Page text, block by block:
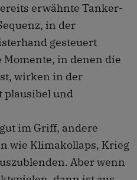
erwähnte Tanker-
in der
gesteuert
in denen die
wirken in der
plausibel und
im Griff, andere
wie Klimakollaps, Krieg
Aber wenn